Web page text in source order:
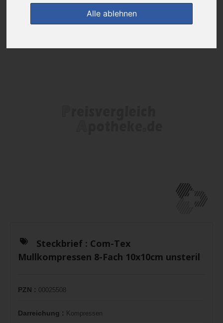
Alle ablehnen
Preisalarm
Steckbrief : Com-Tex
Mullkompressen 8-Fach 10x10cm unsteril
PZN : 00025508
Darreichung : Kompressen